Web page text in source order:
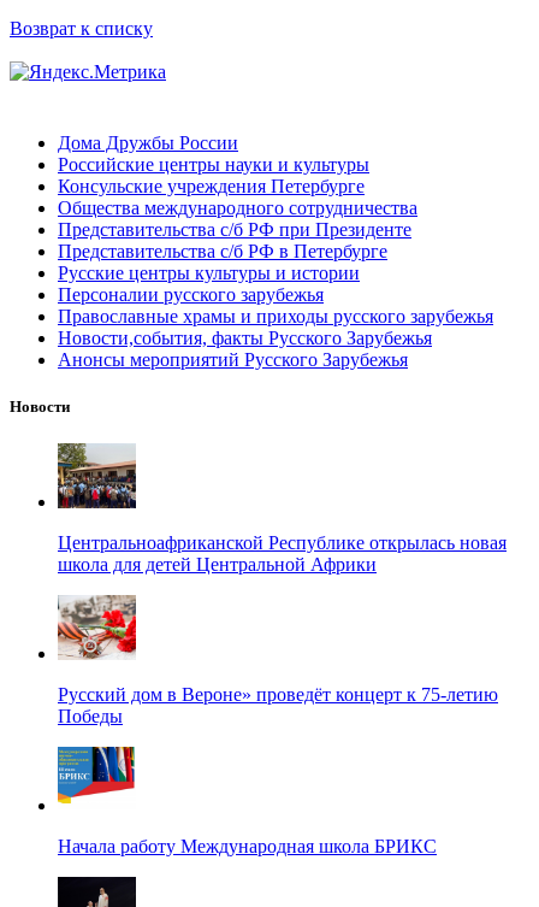
Возврат к списку
Дома Дружбы России
Российские центры науки и культуры
Консульские учреждения Петербурге
Общества международного сотрудничества
Представительства с/б РФ при Президенте
Представительства с/б РФ в Петербурге
Русские центры культуры и истории
Персоналии русского зарубежья
Православные храмы и приходы русского зарубежья
Новости,события, факты Русского Зарубежья
Анонсы мероприятий Русского Зарубежья
Новости
Центральноафриканской Республике открылась новая
школа для детей Центральной Африки
Русский дом в Вероне» проведёт концерт к 75-летию
Победы
Начала работу Международная школа БРИКС